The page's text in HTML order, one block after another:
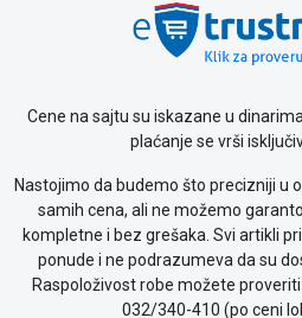
Cene na sajtu su iskazane u
plaćanje se vrši
Nastojimo da budemo što precizniji u
samih cena, ali ne možemo
kompletne i bez grešaka. Svi artikli
ponude i ne podrazumeva da su
Raspoloživost robe možete
032/340-410 (po ceni